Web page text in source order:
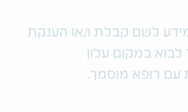
לשם קבלת ו/או הענקת
לבוא במקום עלון
עם רופא מוסמך.